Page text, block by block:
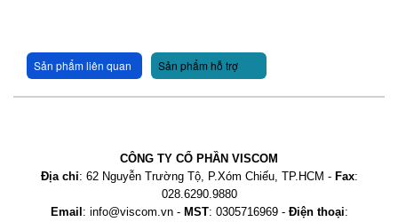
Sản phẩm liên quan Sản phẩm hỗ trợ
CÔNG TY CỔ PHẦN VISCOM
Địa chỉ: 62 Nguyễn Trường Tộ, P.Xóm Chiếu, TP.HCM - Fax:
028.6290.9880
Email : info@viscom.vn - MST: 0305716969 - Điện thoại: